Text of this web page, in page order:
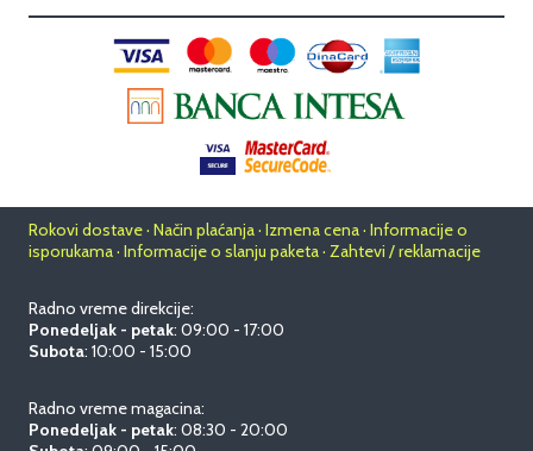
Rokovi dostave · Način plaćanja · Izmena cena · Informacije o
isporukama · Informacije o slanju paketa · Zahtevi / reklamacije
Radno vreme direkcije:
Ponedeljak - petak: 09:00 - 17:00
Subota: 10:00 - 15:00
Radno vreme magacina:
Ponedeljak - petak: 08:30 - 20:00